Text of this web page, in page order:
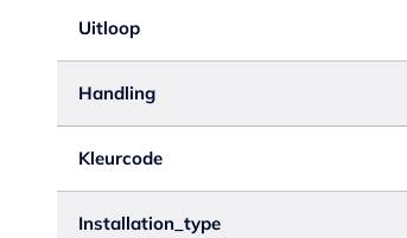
Uitloop
Handling
Kleurcode
Installation_type